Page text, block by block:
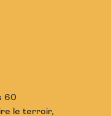
60
le terroir,